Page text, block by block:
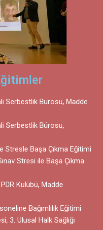
Serbestlik Bürosu, Madde
Serbestlik Bürosu,
Stresle Başa Çıkma Eğitimi
Stresi ile Başa Çıkma
Kulübü, Madde
Bağımlılık Eğitimi
3. Ulusal Halk Sağlığı